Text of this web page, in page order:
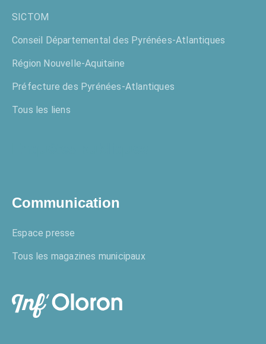
SICTOM
Conseil Départemental des Pyrénées-Atlantiques
Région Nouvelle-Aquitaine
Préfecture des Pyrénées-Atlantiques
Tous les liens
Communication
Espace presse
Tous les magazines municipaux